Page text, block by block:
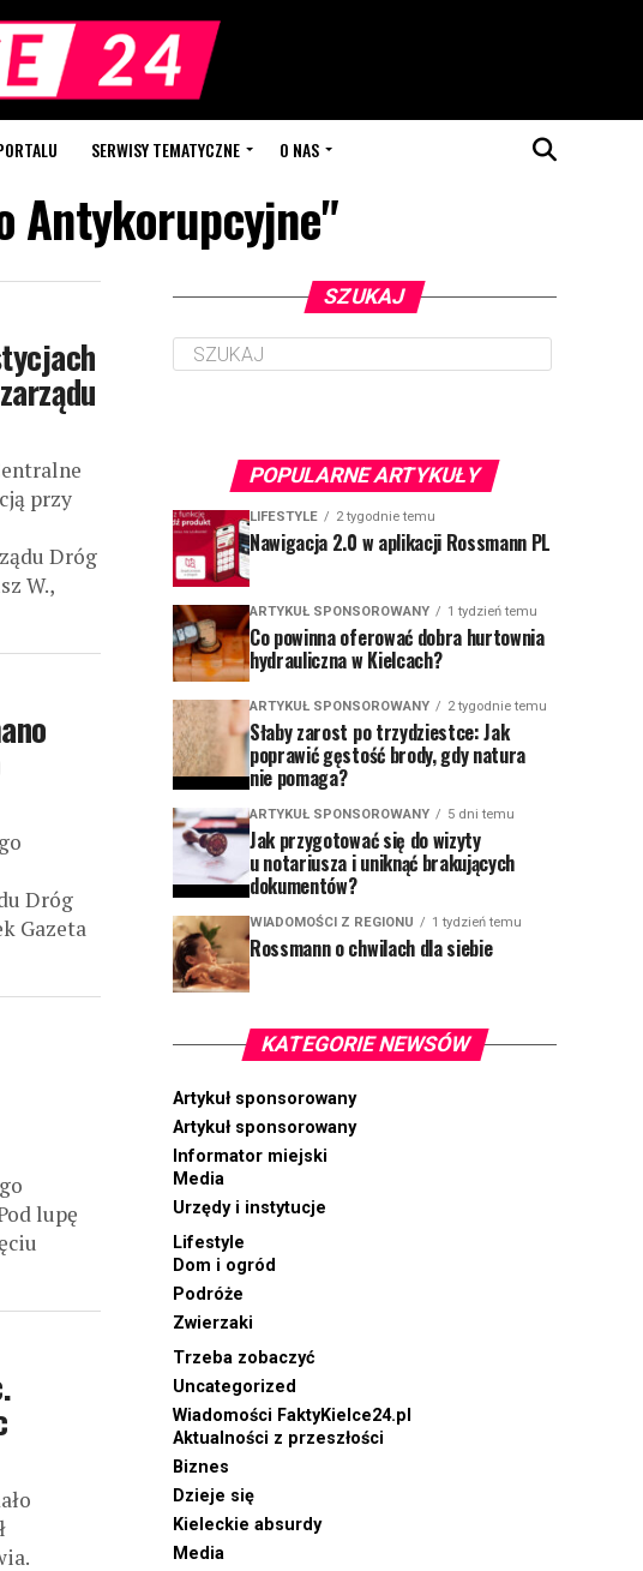
SERWISY TEMATYCZNE O NAS
Antykorupcyjne"
przy
Dróg
W.,
Dróg
Gazeta
lupę
SZUKAJ
POPULARNE ARTYKUŁY
LIFESTYLE 2 tygodnie temu
Nawigacja 2.0 w aplikacji Rossmann PL
ARTYKUŁ SPONSOROWANY 1 tydzień temu
Co powinna oferować dobra hurtownia
hydrauliczna w Kielcach?
ARTYKUŁ SPONSOROWANY 2 tygodnie temu
Słaby zarost po trzydziestce: Jak
poprawić gęstość brody, gdy natura
nie pomaga?
ARTYKUŁ SPONSOROWANY 5 dni temu
Jak przygotować się do wizyty
u notariusza i uniknąć brakujących
dokumentów?
WIADOMOŚCI Z REGIONU 1 tydzień temu
Rossmann o chwilach dla siebie
KATEGORIE NEWSÓW
Artykuł sponsorowany
Artykuł sponsorowany
Informator miejski
Media
Urzędy i instytucje
Lifestyle
Dom i ogród
Podróże
Zwierzaki
Trzeba zobaczyć
Uncategorized
Wiadomości FaktyKielce24.pl
Aktualności z przeszłości
Biznes
Dzieje się
Kieleckie absurdy
Media